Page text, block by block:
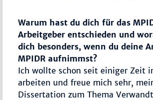
Warum hast du dich für das
Arbeitgeber entschieden und
dich besonders, wenn du deine
MPIDR aufnimmst?
Ich wollte schon seit einiger Zeit
arbeiten und freue mich sehr,
Dissertation zum Thema